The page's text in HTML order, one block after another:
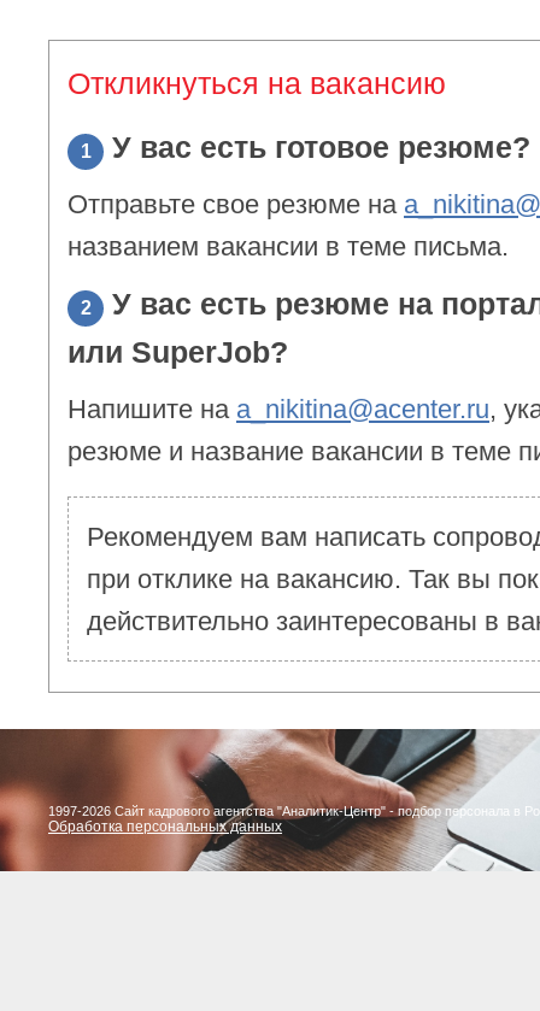
Откликнуться на вакансию
1 У вас есть готовое резюме?
Отправьте свое резюме на
названием вакансии в теме письма.
2
У вас есть резюме на
или SuperJob?
Напишите на a_nikitina@acenter.ru,
резюме и название вакансии в теме
Рекомендуем вам написать
при отклике на вакансию. Так вы
действительно заинтересованы в
1997-2026 Сайт кадрового агентства "Аналитик-Центр" - подбор персонала в
Обработка персональных данных